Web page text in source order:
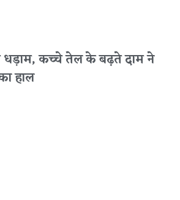
कच्चे तेल के बढ़ते दाम ने
हाल